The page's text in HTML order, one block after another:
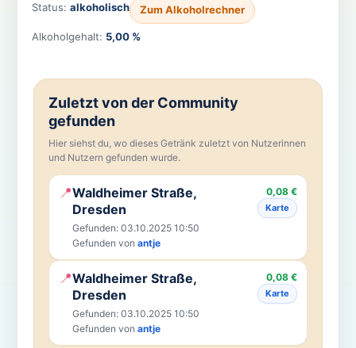
Status: alkoholisch Zum Alkoholrechner
Alkoholgehalt: 5,00 %
Zuletzt von der Community
gefunden
Hier siehst du, wo dieses Getränk zuletzt von Nutzerinnen
und Nutzern gefunden wurde.
📍Waldheimer Straße,
Dresden
Gefunden: 03.10.2025 10:50
Gefunden von antje
0,08 €
Karte
📍Waldheimer Straße,
Dresden
Gefunden: 03.10.2025 10:50
Gefunden von antje
0,08 €
Karte